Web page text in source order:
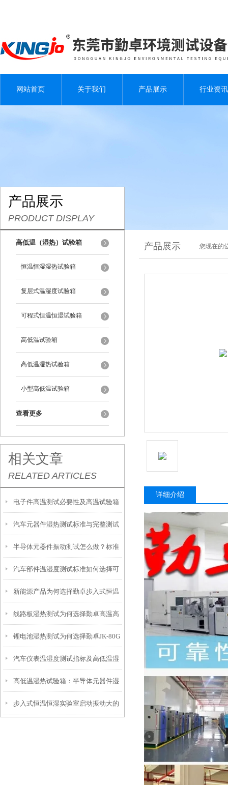
网站首页 关于我们 产品展示 行业资讯
产品展示
PRODUCT DISPLAY
高低温（湿热）试验箱
恒温恒湿湿热试验箱
复层式温湿度试验箱
可程式恒温恒湿试验箱
高低温试验箱
高低温湿热试验箱
小型高低温试验箱
查看更多
相关文章
RELATED ARTICLES
电子件高温测试必要性及高温试验箱
选型方法详解
汽车元器件湿热测试标准与完整测试
流程解析
半导体元器件振动测试怎么做？标准
流程与实操规范
汽车部件温湿度测试标准如何选择可
程式恒温恒湿试验箱方案
新能源产品为何选择勤卓步入式恒温
恒湿实验室
线路板湿热测试为何选择勤卓高温高
湿试验箱
锂电池湿热测试为何选择勤卓JK-80G
高低温湿热试验箱
汽车仪表温湿度测试指标及高低温湿
热试验箱选型方法
高低温湿热试验箱：半导体元器件湿
热可靠性测试的核心设备
步入式恒温恒湿实验室启动振动大的
产品展示 您现在的
详细介绍